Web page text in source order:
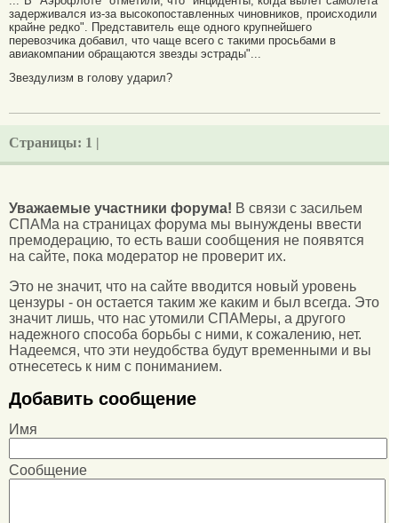
задерживался из-за высокопоставленных чиновников, происходили
крайне редко". Представитель еще одного крупнейшего
перевозчика добавил, что чаще всего с такими просьбами в
авиакомпании обращаются звезды эстрады"...
Звездулизм в голову ударил?
Страницы: 1 |
Уважаемые участники форума! В связи с засильем
СПАМа на страницах форума мы вынуждены ввести
премодерацию, то есть ваши сообщения не появятся
на сайте, пока модератор не проверит их.
Это не значит, что на сайте вводится новый уровень
цензуры - он остается таким же каким и был всегда. Это
значит лишь, что нас утомили СПАМеры, а другого
надежного способа борьбы с ними, к сожалению, нет.
Надеемся, что эти неудобства будут временными и вы
отнесетесь к ним с пониманием.
Добавить сообщение
Имя
Сообщение